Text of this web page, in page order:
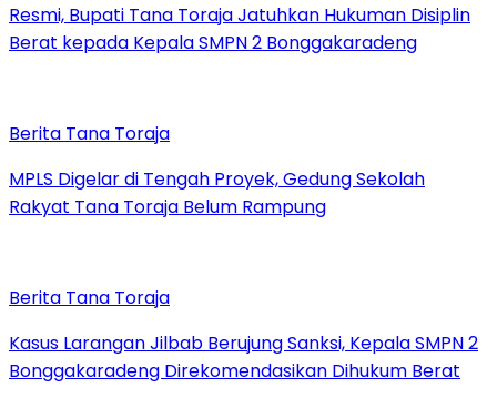
Resmi, Bupati Tana Toraja Jatuhkan Hukuman Disiplin
Berat kepada Kepala SMPN 2 Bonggakaradeng
Berita Tana Toraja
MPLS Digelar di Tengah Proyek, Gedung Sekolah
Rakyat Tana Toraja Belum Rampung
Berita Tana Toraja
Kasus Larangan Jilbab Berujung Sanksi, Kepala SMPN 2
Bonggakaradeng Direkomendasikan Dihukum Berat